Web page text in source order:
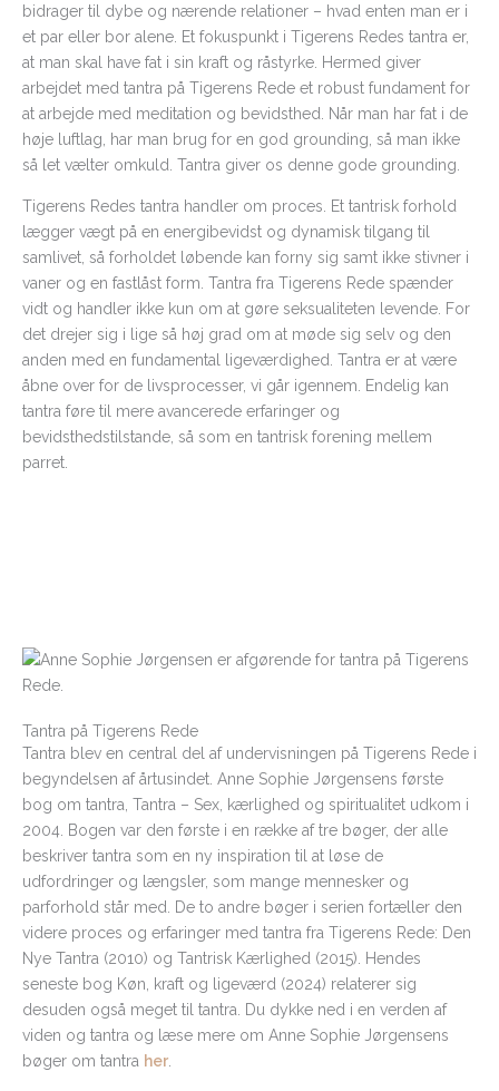
bidrager til dybe og nærende relationer – hvad enten man er i
et par eller bor alene. Et fokuspunkt i Tigerens Redes tantra er,
at man skal have fat i sin kraft og råstyrke. Hermed giver
arbejdet med tantra på Tigerens Rede et robust fundament for
at arbejde med meditation og bevidsthed. Når man har fat i de
høje luftlag, har man brug for en god grounding, så man ikke
så let vælter omkuld. Tantra giver os denne gode grounding.
Tigerens Redes tantra handler om proces. Et tantrisk forhold
lægger vægt på en energibevidst og dynamisk tilgang til
samlivet, så forholdet løbende kan forny sig samt ikke stivner i
vaner og en fastlåst form. Tantra fra Tigerens Rede spænder
vidt og handler ikke kun om at gøre seksualiteten levende. For
det drejer sig i lige så høj grad om at møde sig selv og den
anden med en fundamental ligeværdighed. Tantra er at være
åbne over for de livsprocesser, vi går igennem. Endelig kan
tantra føre til mere avancerede erfaringer og
bevidsthedstilstande, så som en tantrisk forening mellem
parret.
Tantra på Tigerens Rede
Tantra blev en central del af undervisningen på Tigerens Rede i
begyndelsen af årtusindet. Anne Sophie Jørgensens første
bog om tantra, Tantra – Sex, kærlighed og spiritualitet udkom i
2004. Bogen var den første i en række af tre bøger, der alle
beskriver tantra som en ny inspiration til at løse de
udfordringer og længsler, som mange mennesker og
parforhold står med. De to andre bøger i serien fortæller den
videre proces og erfaringer med tantra fra Tigerens Rede: Den
Nye Tantra (2010) og Tantrisk Kærlighed (2015). Hendes
seneste bog Køn, kraft og ligeværd (2024) relaterer sig
desuden også meget til tantra. Du dykke ned i en verden af
viden og tantra og læse mere om Anne Sophie Jørgensens
bøger om tantra her